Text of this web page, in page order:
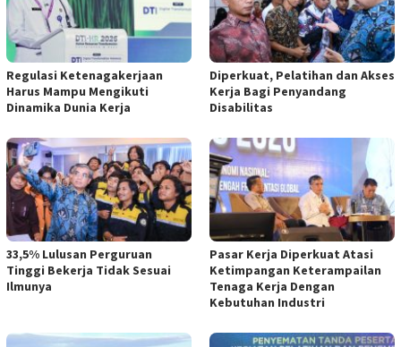
Regulasi Ketenagakerjaan
Harus Mampu Mengikuti
Dinamika Dunia Kerja
Diperkuat, Pelatihan dan Akses
Kerja Bagi Penyandang
Disabilitas
33,5% Lulusan Perguruan
Tinggi Bekerja Tidak Sesuai
Ilmunya
Pasar Kerja Diperkuat Atasi
Ketimpangan Keterampailan
Tenaga Kerja Dengan
Kebutuhan Industri